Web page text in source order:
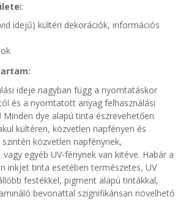
i:
idejű) kültéri dekorációk, információs
ideje nagyban függ a nyomtatáskor
és a nyomtatott anyag felhasználási
Minden dye alapú tinta észrevehetően
kültéren, közvetlen napfényen és
közvetlen napfénynek,
egyéb UV-fénynek van kitéve. Habár a
inkjet tinta esetében természetes, UV
festékkel, pigment alapú tintákkal,
bevonattal szignifikánsan növelhető